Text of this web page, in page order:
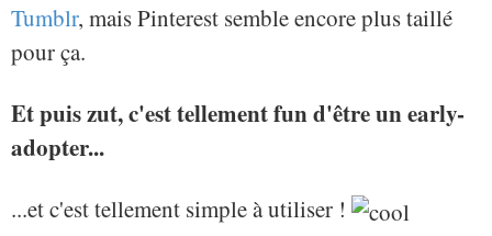
Tumblr, mais Pinterest semble encore plus taillé
pour ça.
Et puis zut, c'est tellement fun d'être un early-
adopter...
...et c'est tellement simple à utiliser !